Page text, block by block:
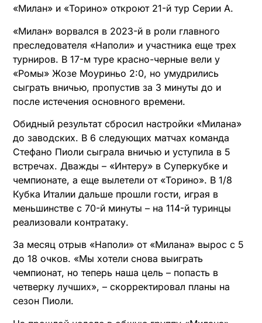
«Милан» и «Торино» откроют 21-й тур Серии А.
«Милан» ворвался в 2023-й в роли главного
преследователя «Наполи» и участника еще трех
турниров. В 17-м туре красно-черные вели у
«Ромы» Жозе Моуриньо 2:0, но умудрились
сыграть вничью, пропустив за 3 минуты до и
после истечения основного времени.
Обидный результат сбросил настройки «Милана»
до заводских. В 6 следующих матчах команда
Стефано Пиоли сыграла вничью и уступила в 5
встречах. Дважды – «Интеру» в Суперкубке и
чемпионате, а еще вылетели от «Торино». В 1/8
Кубка Италии дальше прошли гости, играя в
меньшинстве с 70-й минуты – на 114-й туринцы
реализовали контратаку.
За месяц отрыв «Наполи» от «Милана» вырос с 5
до 18 очков. «Мы хотели снова выиграть
чемпионат, но теперь наша цель – попасть в
четверку лучших», – скорректировал планы на
сезон Пиоли.